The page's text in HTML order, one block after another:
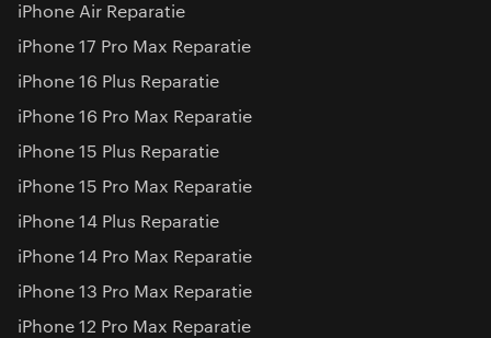
iPhone Air Reparatie
iPhone 17 Pro Max Reparatie
iPhone 16 Plus Reparatie
iPhone 16 Pro Max Reparatie
iPhone 15 Plus Reparatie
iPhone 15 Pro Max Reparatie
iPhone 14 Plus Reparatie
iPhone 14 Pro Max Reparatie
iPhone 13 Pro Max Reparatie
iPhone 12 Pro Max Reparatie